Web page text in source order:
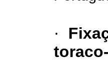
·